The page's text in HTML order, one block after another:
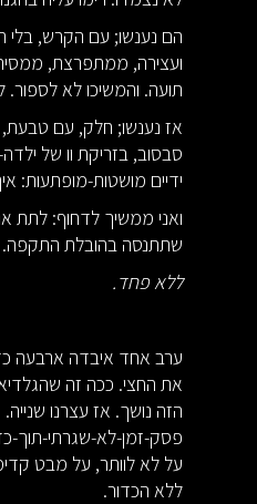
הם נענשו; עם הקרש, בלי
ועצירה, ממתפרצת,
תועה. והמשיכו לא
אז נענשו; חלק, עם
סבסוב, בזריקת וו של
ידיים מושטות-מופתעות:
ואני ממשיך לדחוף: לתת
שתתנסה בהובלת התקפה.
ללא פחד.
ערב אחד איבדה ארבעה
את החצי. ככה זה
הזה נושך. אז עצרנו שנייה.
פסק-זמן-לא-שגרתי-
על לא לוותר, על מבט
ללא הכדור.